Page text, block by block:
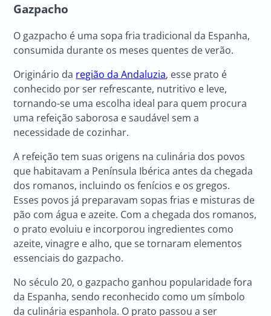
Gazpacho
O gazpacho é uma sopa fria tradicional da Espanha,
consumida durante os meses quentes de verão.
Originário da região da Andaluzia, esse prato é
conhecido por ser refrescante, nutritivo e leve,
tornando-se uma escolha ideal para quem procura
uma refeição saborosa e saudável sem a
necessidade de cozinhar.
A refeição tem suas origens na culinária dos povos
que habitavam a Península Ibérica antes da chegada
dos romanos, incluindo os fenícios e os gregos.
Esses povos já preparavam sopas frias e misturas de
pão com água e azeite. Com a chegada dos romanos,
o prato evoluiu e incorporou ingredientes como
azeite, vinagre e alho, que se tornaram elementos
essenciais do gazpacho.
No século 20, o gazpacho ganhou popularidade fora
da Espanha, sendo reconhecido como um símbolo
da culinária espanhola. O prato passou a ser